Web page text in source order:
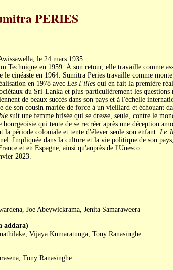
PERIES
le 24 mars 1935.
Technique en 1959. À son retour, elle travaille comme
le cinéaste en 1964. Sumitra Peries travaille comme
en 1978 avec Les Fillesqui en fait la première
du Sri-Lanka et plus particulièrement les questions
de beaux succès dans son pays et à l'échelle
son cousin mariée de force à un vieillard et échouant
suit une femme brisée qui se dresse, seule, contre le
qui tente de se recréer après une déception
période coloniale et tente d'élever seule son enfant. Le
Impliquée dans la culture et la vie politique de son
et en Espagne, ainsi qu'auprès de l'Unesco.
2023.
Joe Abeywickrama, Jenita Samaraweera
addara)
Vijaya Kumaratunga, Tony Ranasinghe
Tony Ranasinghe